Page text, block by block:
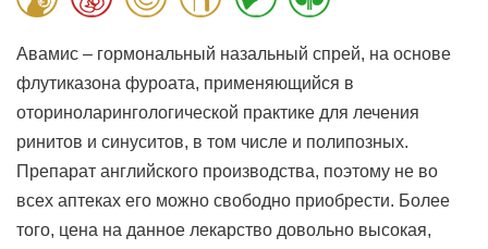
Авамис – гормональный назальный спрей, на основе
флутиказона фуроата, применяющийся в
оториноларингологической практике для лечения
ринитов и синуситов, в том числе и полипозных.
Препарат английского производства, поэтому не во
всех аптеках его можно свободно приобрести. Более
того, цена на данное лекарство довольно высокая,